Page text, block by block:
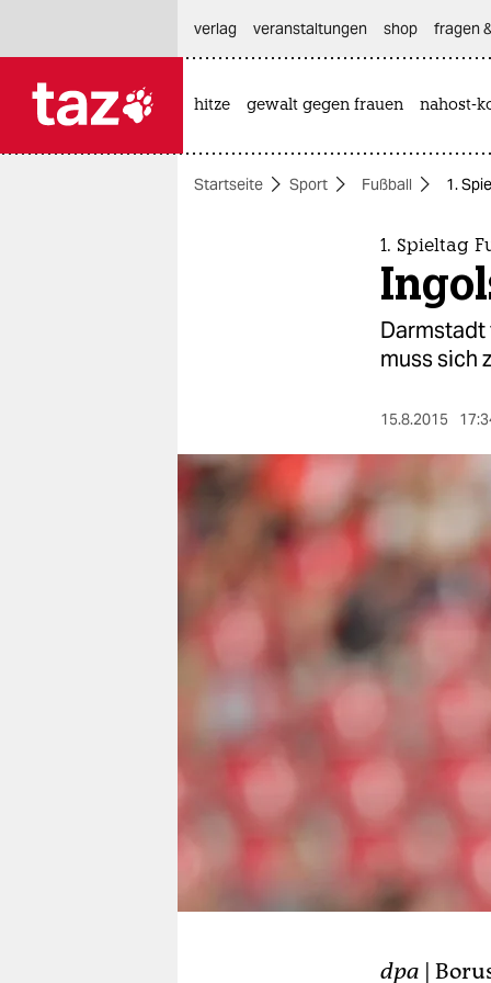
themen
nord
wahrheit
veranstaltungen
fragen & hilfe
verlag
veranstaltungen shop fragen
hitze gewalt gegen frauen nahost-
Startseite Sport Fußball 1.
1. Spieltag
Darmstadt
muss sich
15.8.2015
dpa |